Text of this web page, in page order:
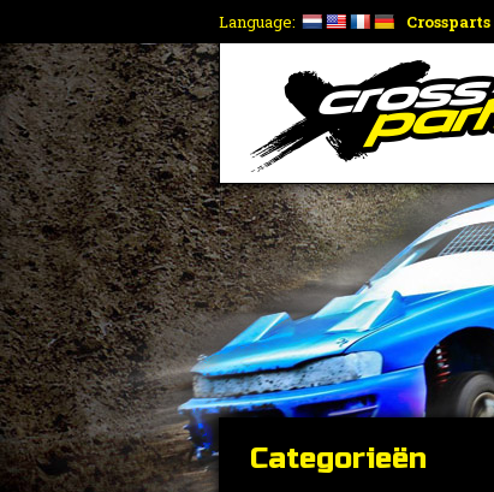
Language: Crossparts
Categorieën